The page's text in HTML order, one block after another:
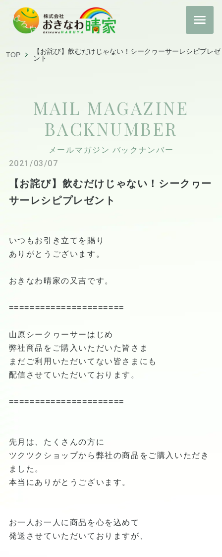
TOP
【お詫び】飲むだけじゃない！シークヮーサーレシピプレゼ
ント
MAIL MAGAZINE
BACKNUMBER
メールマガジン バックナンバー
2021/03/07
【お詫び】飲むだけじゃない！シークヮー
サーレシピプレゼント
いつもお引き立てを賜り
ありがとうございます。
おきなわ晴家の又吉です。
======================
山原シークヮーサーはじめ
弊社商品をご購入いただいた皆さま
まだご利用いただいてない皆さまにも
配信させていただいております。
======================
先月は、たくさんの方に
ツクツクショップから弊社の商品をご購入いただき
ました。
本当にありがとうございます。
お一人お一人に商品を心を込めて
発送させていただいておりますが、